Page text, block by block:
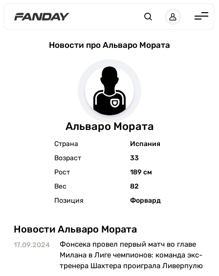
Новости про Альваро Мората
Альваро Мората
Страна
Испания
Возраст
33
Рост
189 см
Вес
82
Позиция
Форвард
Новости Альваро Мората
17.09.2024
Фонсека провел первый матч во главе
Милана в Лиге чемпионов: команда экс-
тренера Шахтера проиграла Ливерпулю